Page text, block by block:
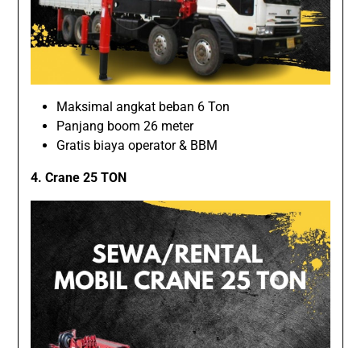
Maksimal angkat beban 6 Ton
Panjang boom 26 meter
Gratis biaya operator & BBM
4. Crane 25 TON